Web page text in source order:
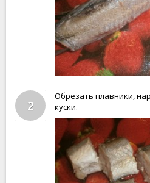
2
Обрезать плавники,
куски.